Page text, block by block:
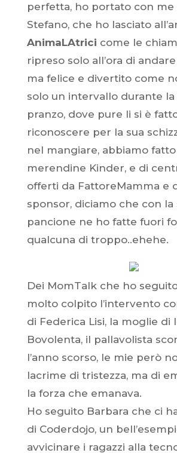
perfetta, ho portato con me
Stefano, che ho lasciato
AnimaLAtrici come le
ripreso solo all’ora di
ma felice e divertito come
solo un intervallo durante la
pranzo, dove pure li si è
riconoscere per la sua
nel mangiare, abbiamo
merendine Kinder, e di
offerti da FattoreMamma e
sponsor, diciamo che con la
pancione ne ho fatte fuori
qualcuna di troppo..ehehe.
Dei MomTalk che ho
molto colpito l’intervento
di Federica Lisi, la moglie di
Bovolenta, il pallavolista
l’anno scorso, le mie però
lacrime di tristezza, ma di
la forza che emanava.
Ho seguito Barbara che ci
di Coderdojo, un
avvicinare i ragazzi alla